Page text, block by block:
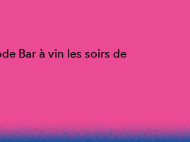
Bar à vin les soirs de